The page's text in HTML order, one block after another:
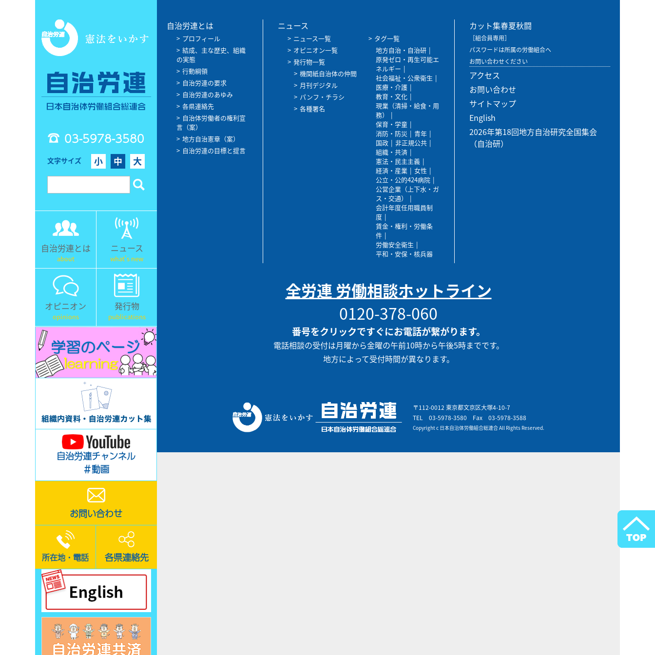
03-5978-3580
文字サイズ 小 中 大
自治労連とは
about
ニュース
what's new
オピニオン
opinions
発行物
publications
自治労連チャンネル
＃動画
お問い合わせ
所在地・電話 各県連絡先
自治労連とは
プロフィール
結成、主な歴史、組織
の実態
行動綱領
自治労連の要求
自治労連のあゆみ
各県連絡先
自治体労働者の権利宣
言（案）
地方自治憲章（案）
自治労連の目標と提言
ニュース
ニュース一覧
オピニオン一覧
発行物一覧
機関紙自治体の仲間
月刊デジタル
パンフ・チラシ
各種署名
タグ一覧
地方自治・自治研
原発ゼロ・再生可能エ
ネルギー
社会福祉・公衆衛生
医療・介護
教育・文化
現業（清掃・給食・用
務）
保育・学童
消防・防災
青年
国政
非正規公共
組織・共済
憲法・民主主義
経済・産業
女性
公立・公的424病院
公営企業（上下水・ガ
ス・交通）
会計年度任用職員制
度
賃金・権利・労働条
件
労働安全衛生
平和・安保・核兵器
カット集春夏秋闘
［組合員専用］
パスワードは所属の労働組合へ
お問い合わせください
アクセス
お問い合わせ
サイトマップ
English
2026年第18回地方自治研究全国集会
（自治研）
全労連 労働相談ホットライン
0120-378-060
番号をクリックですぐにお電話が繋がります。
電話相談の受付は月曜から金曜の午前10時から午後5時までです。
地方によって受付時間が異なります。
〒112-0012 東京都文京区大塚4-10-7
TEL 03-5978-3580 Fax 03-5978-3588
Copyright c 日本自治体労働組合総連合 All Rights Reserved.